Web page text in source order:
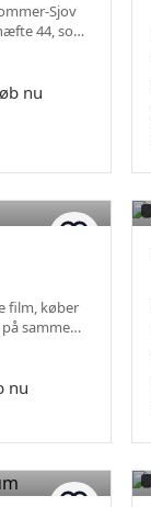
Sjov
44, som
på
for fans af
And blade.
nu
film, køber
samme
nu